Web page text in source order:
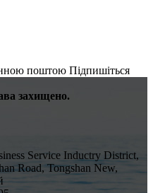
поштою Підпишіться
захищено.
Service Inductry District,
Road, Tongshan New,